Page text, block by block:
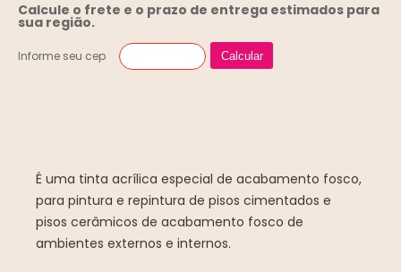
Calcule o frete e o prazo de entrega estimados para
sua região.
Informe seu cep Calcular
É uma tinta acrílica especial de acabamento fosco,
para pintura e repintura de pisos cimentados e
pisos cerâmicos de acabamento fosco de
ambientes externos e internos.